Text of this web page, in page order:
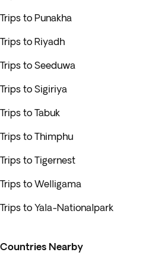
Trips to Punakha
Trips to Riyadh
Trips to Seeduwa
Trips to Sigiriya
Trips to Tabuk
Trips to Thimphu
Trips to Tigernest
Trips to Welligama
Trips to Yala-Nationalpark
Countries Nearby